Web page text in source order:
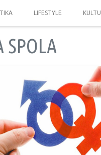
LIFESTYLE
SPOLA